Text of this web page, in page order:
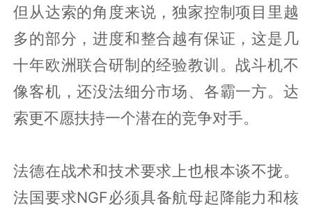
但从达索的角度来说，独家控制项目里越
多的部分，进度和整合越有保证，这是几
十年欧洲联合研制的经验教训。战斗机不
像客机，还没法细分市场、各霸一方。达
索更不愿扶持一个潜在的竞争对手。
法德在战术和技术要求上也根本谈不拢。
法国要求NGF必须具备航母起降能力和核